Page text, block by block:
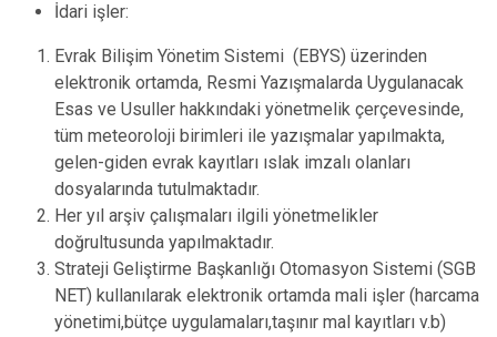
İdari işler:
Evrak Bilişim Yönetim Sistemi (EBYS) üzerinden
elektronik ortamda, Resmi Yazışmalarda Uygulanacak
Esas ve Usuller hakkındaki yönetmelik çerçevesinde,
tüm meteoroloji birimleri ile yazışmalar yapılmakta,
gelen-giden evrak kayıtları ıslak imzalı olanları
dosyalarında tutulmaktadır.
Her yıl arşiv çalışmaları ilgili yönetmelikler
doğrultusunda yapılmaktadır.
Strateji Geliştirme Başkanlığı Otomasyon Sistemi (SGB
NET) kullanılarak elektronik ortamda mali işler (harcama
yönetimi,bütçe uygulamaları,taşınır mal kayıtları v.b)